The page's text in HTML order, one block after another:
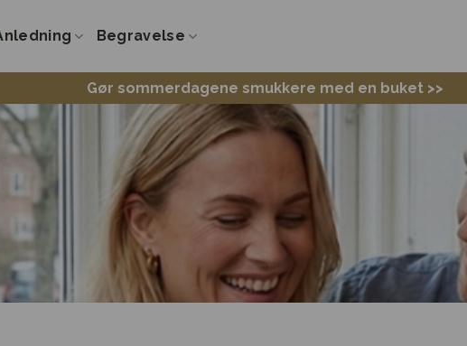
Begravelse
Gør sommerdagene smukkere med en buket >>